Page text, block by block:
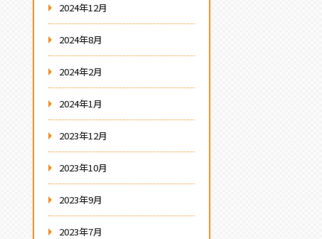
2024年12月
2024年8月
2024年2月
2024年1月
2023年12月
2023年10月
2023年9月
2023年7月